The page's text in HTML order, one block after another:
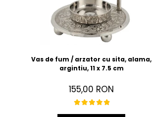
Vas de fum / arzator cu sita, alama,
argintiu, 11 x 7.5 cm
155,00 RON